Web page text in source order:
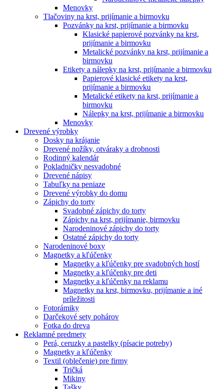
Menovky
Tlačoviny na krst, prijímanie a birmovku
Pozvánky na krst, prijímanie a birmovku
Klasické papierové pozvánky na krst,
prijímanie a birmovku
Metalické pozvánky na krst, prijímanie a
birmovku
Etikety a nálepky na krst, prijímanie a birmovku
Papierové klasické etikety na krst,
prijímanie a birmovku
Metalické etikety na krst, prijímanie a
birmovku
Nálepky na krst, prijímanie a birmovku
Menovky
Drevené výrobky
Dosky na krájanie
Drevené nožíky, otváraky a drobnosti
Rodinný kalendár
Pokladničky nesvadobné
Drevené nápisy
Tabuľky na peniaze
Drevené výrobky do domu
Zápichy do torty
Svadobné zápichy do torty
Zápichy na krst, prijímanie, birmovku
Narodeninové zápichy do torty
Ostatné zápichy do torty
Narodeninové boxy
Magnetky a kľúčenky
Magnetky a kľúčenky pre svadobných hostí
Magnetky a kľúčenky pre deti
Magnetky a kľúčenky na reklamu
Magnetky na krst, birmovku, prijímanie a iné
príležitosti
Fotorámiky
Darčekové sety pohárov
Fotka do dreva
Reklamné predmety
Perá, ceruzky a pastelky (písacie potreby)
Magnetky a kľúčenky
Textil (oblečenie) pre firmy
Tričká
Mikiny
Tašky